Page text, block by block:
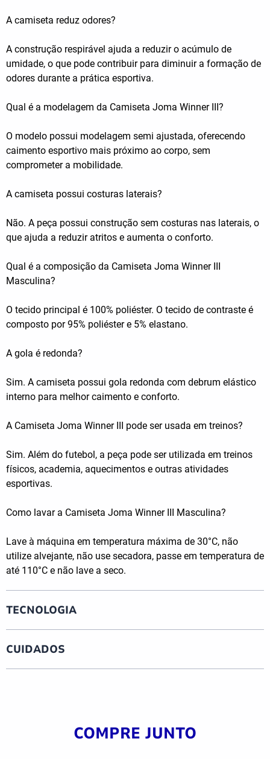
A camiseta reduz odores?
A construção respirável ajuda a reduzir o acúmulo de
umidade, o que pode contribuir para diminuir a formação de
odores durante a prática esportiva.
Qual é a modelagem da Camiseta Joma Winner III?
O modelo possui modelagem semi ajustada, oferecendo
caimento esportivo mais próximo ao corpo, sem
comprometer a mobilidade.
A camiseta possui costuras laterais?
Não. A peça possui construção sem costuras nas laterais, o
que ajuda a reduzir atritos e aumenta o conforto.
Qual é a composição da Camiseta Joma Winner III
Masculina?
O tecido principal é 100% poliéster. O tecido de contraste é
composto por 95% poliéster e 5% elastano.
A gola é redonda?
Sim. A camiseta possui gola redonda com debrum elástico
interno para melhor caimento e conforto.
A Camiseta Joma Winner III pode ser usada em treinos?
Sim. Além do futebol, a peça pode ser utilizada em treinos
físicos, academia, aquecimentos e outras atividades
esportivas.
Como lavar a Camiseta Joma Winner III Masculina?
Lave à máquina em temperatura máxima de 30°C, não
utilize alvejante, não use secadora, passe em temperatura de
até 110°C e não lave a seco.
TECNOLOGIA
CUIDADOS
COMPRE JUNTO